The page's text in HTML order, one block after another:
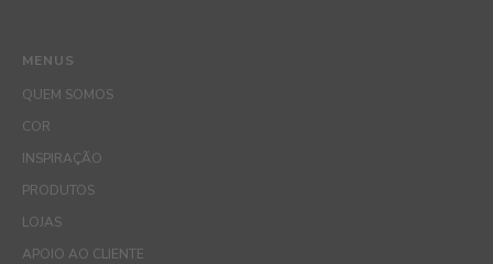
MENUS
QUEM SOMOS
COR
INSPIRAÇÃO
PRODUTOS
LOJAS
APOIO AO CLIENTE